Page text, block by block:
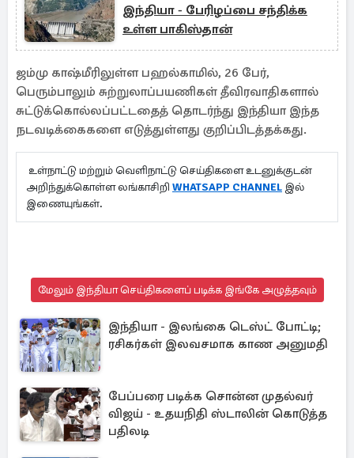
இந்தியா - பேரிழப்பை சந்திக்க
உள்ள பாகிஸ்தான்
ஜம்மு காஷ்மீரிலுள்ள பஹல்காமில், 26 பேர்,
பெரும்பாலும் சுற்றுலாப்பயணிகள் தீவிரவாதிகளால்
சுட்டுக்கொல்லப்பட்டதைத் தொடர்ந்து இந்தியா இந்த
நடவடிக்கைகளை எடுத்துள்ளது குறிப்பிடத்தக்கது.
உள்நாட்டு மற்றும் வெளிநாட்டு செய்திகளை உடனுக்குடன்
அறிந்துக்கொள்ள லங்காசிறி WHATSAPP CHANNEL இல்
இணையுங்கள்.
மேலும் இந்தியா செய்திகளைப் படிக்க இங்கே அழுத்தவும்
இந்தியா - இலங்கை டெஸ்ட் போட்டி;
ரசிகர்கள் இலவசமாக காண அனுமதி
பேப்பரை படிக்க சொன்ன முதல்வர்
விஜய் - உதயநிதி ஸ்டாலின் கொடுத்த
பதிலடி